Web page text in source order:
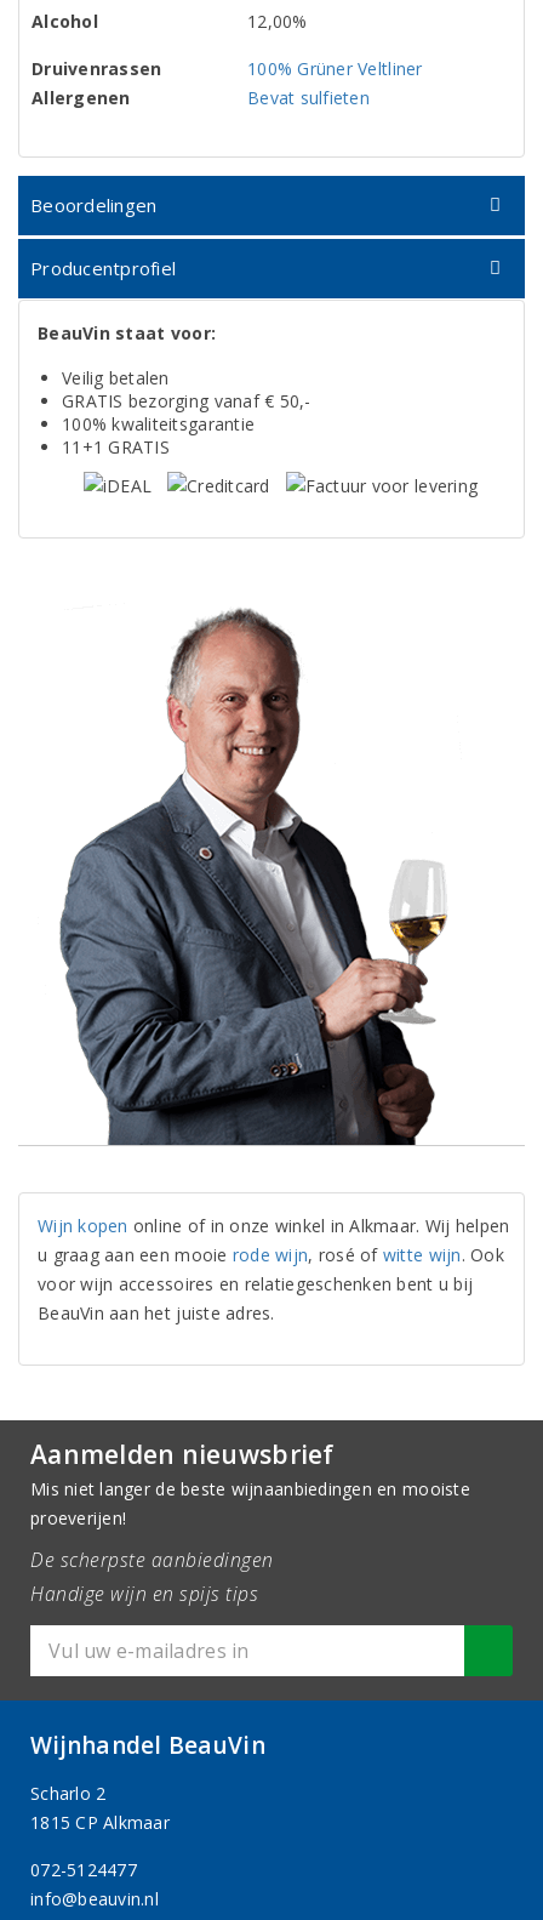
Alcohol
12,00%
Druivenrassen
100% Grüner Veltliner
Allergenen
Bevat sulfieten
Beoordelingen
Producentprofiel
BeauVin staat voor:
Veilig betalen
GRATIS bezorging vanaf € 50,-
100% kwaliteitsgarantie
11+1 GRATIS
Wijn kopen online of in onze winkel in Alkmaar. Wij helpen
u graag aan een mooie rode wijn, rosé of witte wijn. Ook
voor wijn accessoires en relatiegeschenken bent u bij
BeauVin aan het juiste adres.
Aanmelden nieuwsbrief
Mis niet langer de beste wijnaanbiedingen en mooiste
proeverijen!
De scherpste aanbiedingen
Handige wijn en spijs tips
Wijnhandel BeauVin
Scharlo 2
1815 CP Alkmaar
072-5124477
info@beauvin.nl